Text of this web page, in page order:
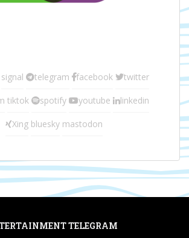
signal telegram facebook twitter
tiktok spotify youtube linkedin
Xing bluesky mastodon
TELEGRAM